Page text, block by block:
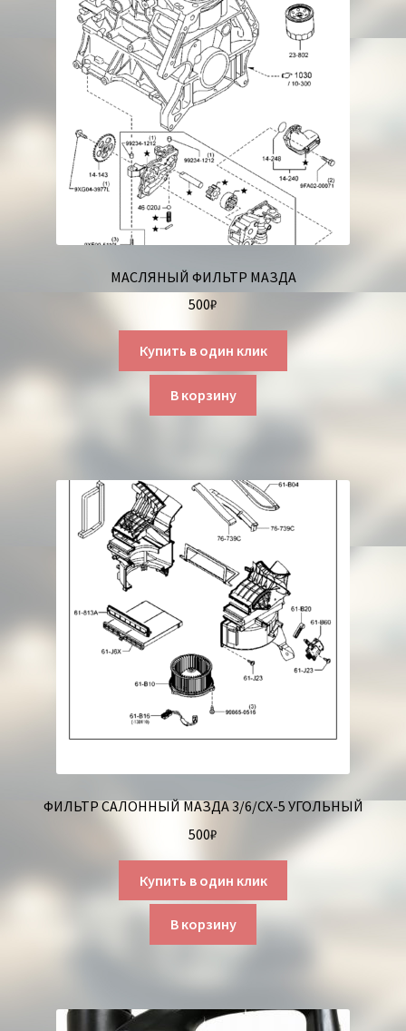
МАСЛЯНЫЙ ФИЛЬТР МАЗДА
500₽
Купить в один клик
В корзину
ФИЛЬТР САЛОННЫЙ МАЗДА 3/6/СХ-5 УГОЛЬНЫЙ
500₽
Купить в один клик
В корзину